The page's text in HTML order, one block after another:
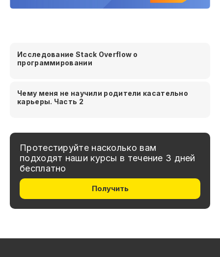
Исследование Stack Overflow о
программировании
Чему меня не научили родители касательно
карьеры. Часть 2
Протестируйте насколько вам
подходят наши курсы в течение 3 дней
бесплатно
Получить